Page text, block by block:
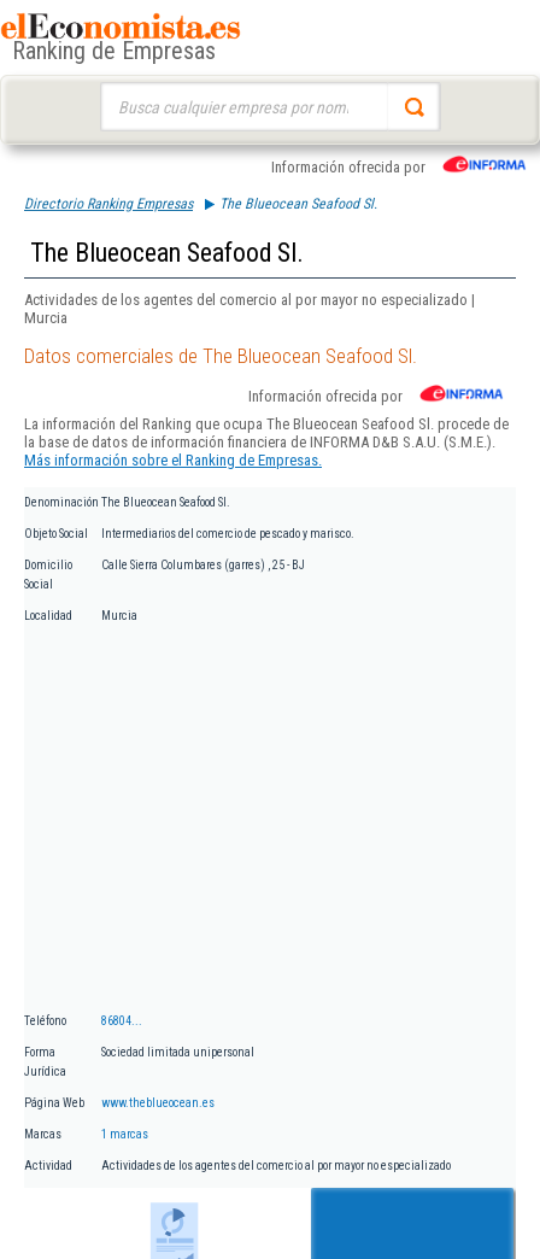
Ranking de Empresas
Información ofrecida por
Directorio Ranking Empresas The Blueocean Seafood Sl.
The Blueocean Seafood Sl.
Actividades de los agentes del comercio al por mayor no especializado |
Murcia
Datos comerciales de The Blueocean Seafood Sl.
Información ofrecida por
La información del Ranking que ocupa The Blueocean Seafood Sl. procede de
la base de datos de información financiera de INFORMA D&B S.A.U. (S.M.E.).
Más información sobre el Ranking de Empresas.
Denominación The Blueocean Seafood Sl.
Objeto Social Intermediarios del comercio de pescado y marisco.
Domicilio
Social
Calle Sierra Columbares (garres) , 25 - BJ
Localidad Murcia
Teléfono 86804...
Forma
Jurídica
Sociedad limitada unipersonal
Página Web www.theblueocean.es
Marcas 1 marcas
Actividad Actividades de los agentes del comercio al por mayor no especializado